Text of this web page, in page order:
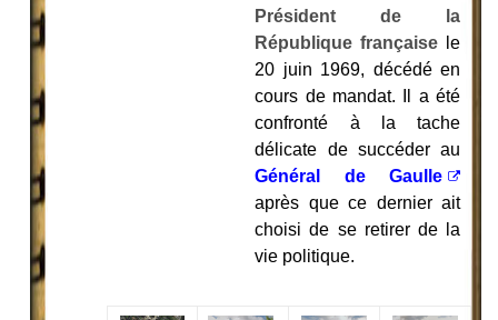
Président de la
République française
le
20 juin 1969, décédé en
cours de mandat. Il a été
confronté à la tache
délicate de succéder au
Général de Gaulle
après que ce dernier ait
choisi de se retirer de la
vie politique.